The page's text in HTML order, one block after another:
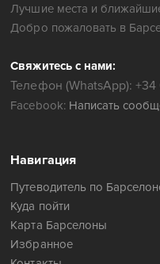
Лучшие места и
Добро пожаловать в
Свяжитесь с нами:
Телефон (WhatsApp): +34
Facebook: Написать
Навигация
Путеводитель по
Куда пойти
Карта Барселоны
Избранное